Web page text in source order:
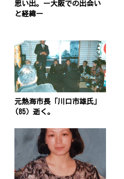
思い出。ー大阪での出会い
と経緯ー
元熱海市長「川口市雄氏」
(85）逝く。